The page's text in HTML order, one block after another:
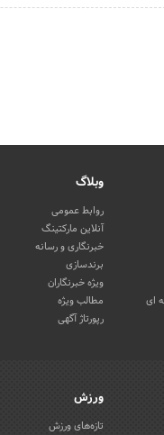
ای
وبلاگ
روابط عمومی
آنلاین مارکتینگ
خبرنگاری و رسانه
برندسازی
ویژه خبرنگاران
مطالب ویژه
رپورتاژ آگهی
ورزش
تازه‌های ورزش